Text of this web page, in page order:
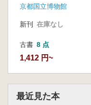
京都国立博物館
新刊 在庫なし
古書 8 点
1,412 円~
最近見た本